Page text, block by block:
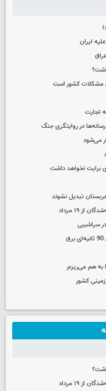
ایران
مشکلات کشور است
تجارت
در روایتگری جنگ
می‌شود
برایت نخواهد داشت
تبدیل نشوند
۱۹ مرداد
سراشیبی
به هم می‌ریزم
۱۹ مرداد